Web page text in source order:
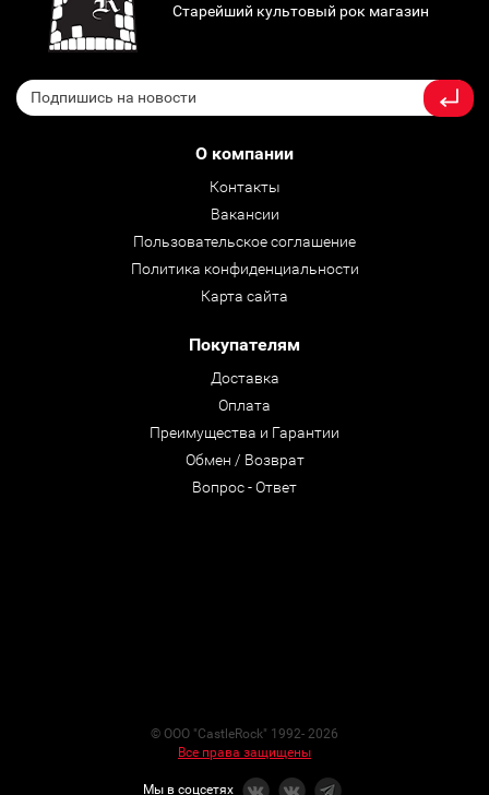
Старейший культовый рок магазин
О компании
Контакты
Вакансии
Пользовательское соглашение
Политика конфиденциальности
Карта сайта
Покупателям
Доставка
Оплата
Преимущества и Гарантии
Обмен / Возврат
Вопрос - Ответ
© ООО "CastleRock" 1992- 2026
Все права защищены
Мы в соцсетях